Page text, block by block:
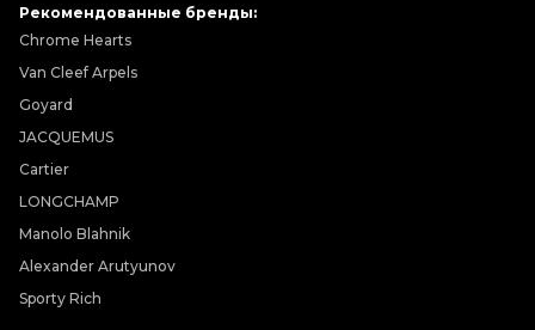
Рекомендованные бренды:
Chrome Hearts
Van Cleef Arpels
Goyard
JACQUEMUS
Cartier
LONGCHAMP
Manolo Blahnik
Alexander Arutyunov
Sporty Rich